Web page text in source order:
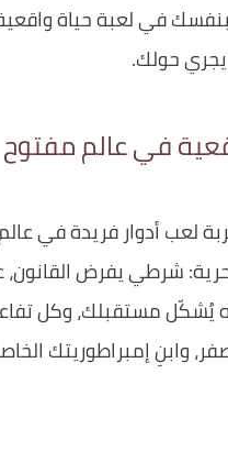
في لعبة حياة
حولك.
في عالم مفتوح
لعب أدوار فريدة في
شرطي يفرض
يُشكّل مستقبلك، وكل
وابنِ إمبراطوريتك